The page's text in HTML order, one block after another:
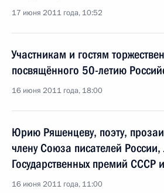
17 июня 2011 года, 10:52
Участникам и гостям
посвящённого 50-летию
16 июня 2011 года, 18:00
Юрию Ряшенцеву, поэту,
члену Союза писателей России,
Государственных премий СССР
16 июня 2011 года, 11:00